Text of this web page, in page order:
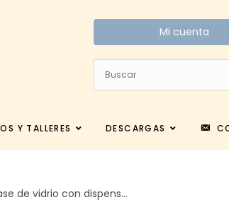
Mi cuenta
Y TALLERES DESCARGAS
de vidrio con dispens…